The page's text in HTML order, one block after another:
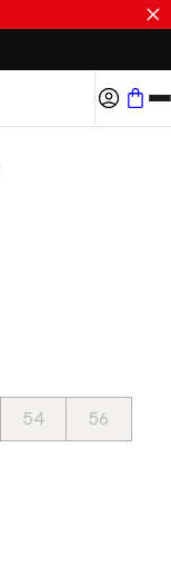
54
56